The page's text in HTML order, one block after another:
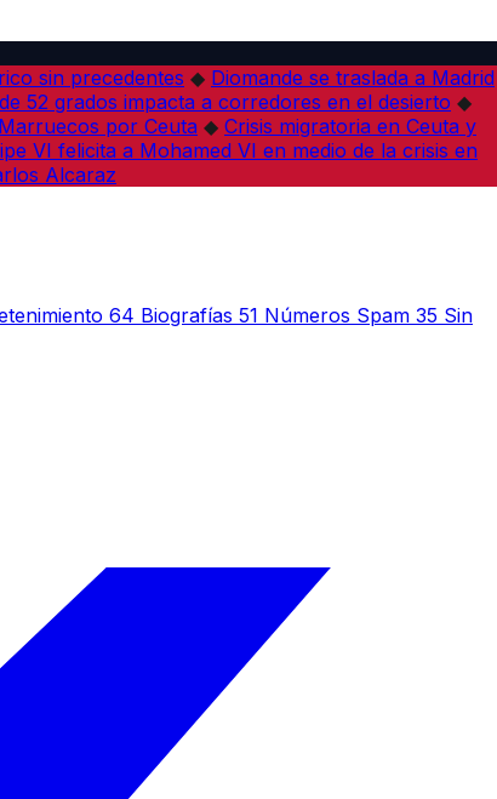
sin precedentes ◆ Diomande se traslada a Madrid
52 grados impacta a corredores en el desierto ◆
por Ceuta ◆ Crisis migratoria en Ceuta y
VI felicita a Mohamed VI en medio de la crisis en
Alcaraz
64 Biografías 51 Números Spam 35 Sin